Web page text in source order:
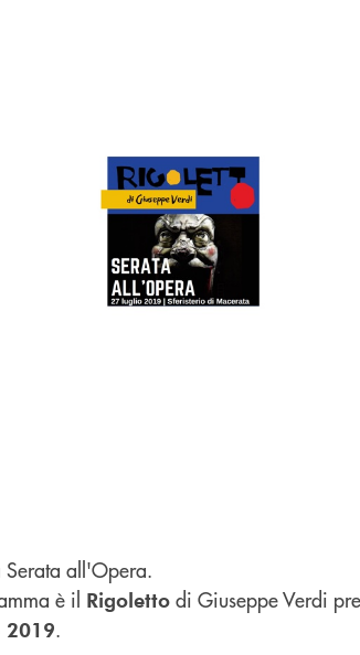
all'Opera.
è il Rigoletto di Giuseppe Verdi
2019.